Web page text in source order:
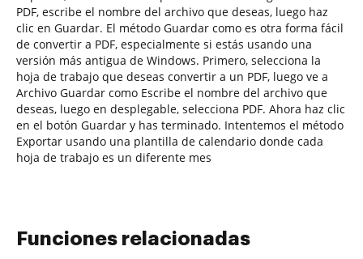
PDF, escribe el nombre del archivo que deseas, luego haz
clic en Guardar. El método Guardar como es otra forma fácil
de convertir a PDF, especialmente si estás usando una
versión más antigua de Windows. Primero, selecciona la
hoja de trabajo que deseas convertir a un PDF, luego ve a
Archivo Guardar como Escribe el nombre del archivo que
deseas, luego en desplegable, selecciona PDF. Ahora haz clic
en el botón Guardar y has terminado. Intentemos el método
Exportar usando una plantilla de calendario donde cada
hoja de trabajo es un diferente mes
Funciones relacionadas